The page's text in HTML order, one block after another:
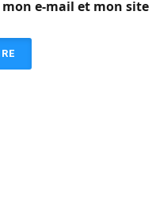
e-mail et mon